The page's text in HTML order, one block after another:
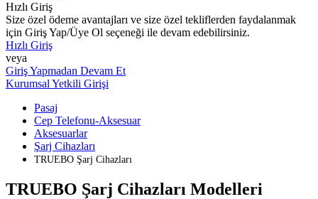
Hızlı Giriş
Size özel ödeme avantajları ve size özel tekliflerden faydalanmak
için Giriş Yap/Üye Ol seçeneği ile devam edebilirsiniz.
Hızlı Giriş
veya
Giriş Yapmadan Devam Et
Kurumsal Yetkili Girişi
Pasaj
Cep Telefonu-Aksesuar
Aksesuarlar
Şarj Cihazları
TRUEBO Şarj Cihazları
TRUEBO Şarj Cihazları Modelleri